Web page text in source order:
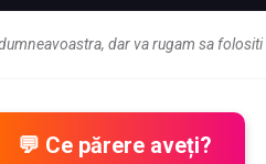
dar va rugam sa
💬 Ce părere aveți?